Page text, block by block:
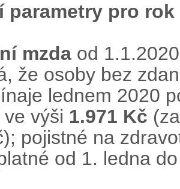
parametry pro rok
mzda od
že osoby bez
lednem 2020
výši 1.971 Kč
pojistné na
od 1. ledna